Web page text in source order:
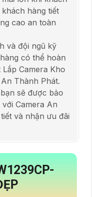
hàng tiết
cao an toàn
và đội ngũ kỹ
có thể hoàn
Camera Kho
Thành Phát.
sẽ được bảo
Camera An
và nhận ưu đãi